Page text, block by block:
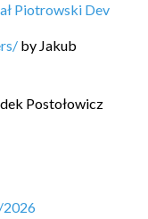
Piotrowski Dev
by Jakub
Postołowicz
2026